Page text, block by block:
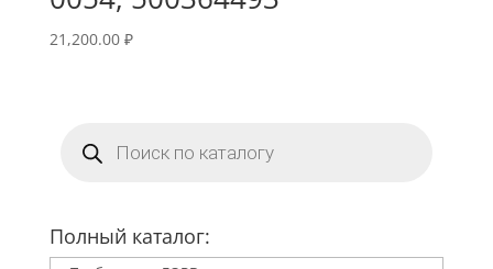
21,200.00 ₽
товаров
Полный каталог: